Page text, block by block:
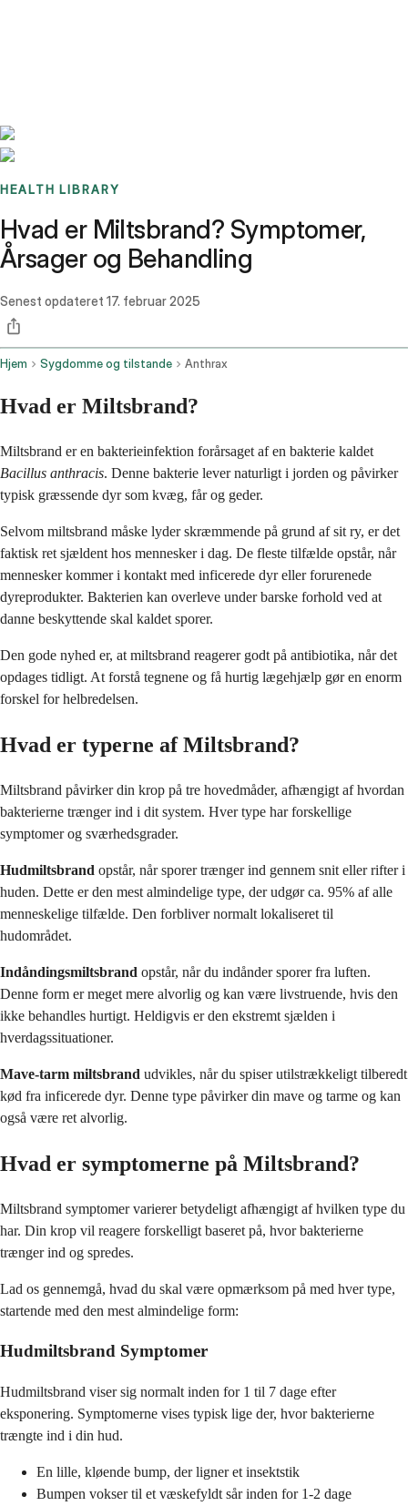
HEALTH LIBRARY
Hvad er Miltsbrand? Symptomer,
Årsager og Behandling
Senest opdateret 17. februar 2025
Hjem Sygdomme og tilstande Anthrax
Hvad er Miltsbrand?
Miltsbrand er en bakterieinfektion forårsaget af en bakterie kaldet
Bacillus anthracis. Denne bakterie lever naturligt i jorden og påvirker
typisk græssende dyr som kvæg, får og geder.
Selvom miltsbrand måske lyder skræmmende på grund af sit ry, er det
faktisk ret sjældent hos mennesker i dag. De fleste tilfælde opstår, når
mennesker kommer i kontakt med inficerede dyr eller forurenede
dyreprodukter. Bakterien kan overleve under barske forhold ved at
danne beskyttende skal kaldet sporer.
Den gode nyhed er, at miltsbrand reagerer godt på antibiotika, når det
opdages tidligt. At forstå tegnene og få hurtig lægehjælp gør en enorm
forskel for helbredelsen.
Hvad er typerne af Miltsbrand?
Miltsbrand påvirker din krop på tre hovedmåder, afhængigt af hvordan
bakterierne trænger ind i dit system. Hver type har forskellige
symptomer og sværhedsgrader.
Hudmiltsbrand opstår, når sporer trænger ind gennem snit eller rifter i
huden. Dette er den mest almindelige type, der udgør ca. 95% af alle
menneskelige tilfælde. Den forbliver normalt lokaliseret til
hudområdet.
Indåndingsmiltsbrand opstår, når du indånder sporer fra luften.
Denne form er meget mere alvorlig og kan være livstruende, hvis den
ikke behandles hurtigt. Heldigvis er den ekstremt sjælden i
hverdagssituationer.
Mave-tarm miltsbrand udvikles, når du spiser utilstrækkeligt tilberedt
kød fra inficerede dyr. Denne type påvirker din mave og tarme og kan
også være ret alvorlig.
Hvad er symptomerne på Miltsbrand?
Miltsbrand symptomer varierer betydeligt afhængigt af hvilken type du
har. Din krop vil reagere forskelligt baseret på, hvor bakterierne
trænger ind og spredes.
Lad os gennemgå, hvad du skal være opmærksom på med hver type,
startende med den mest almindelige form:
Hudmiltsbrand Symptomer
Hudmiltsbrand viser sig normalt inden for 1 til 7 dage efter
eksponering. Symptomerne vises typisk lige der, hvor bakterierne
trængte ind i din hud.
En lille, kløende bump, der ligner et insektstik
Bumpen vokser til et væskefyldt sår inden for 1-2 dage